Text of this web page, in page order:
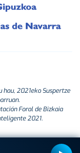
2021eko Suspertze
Foral de Bizkaia
2021.